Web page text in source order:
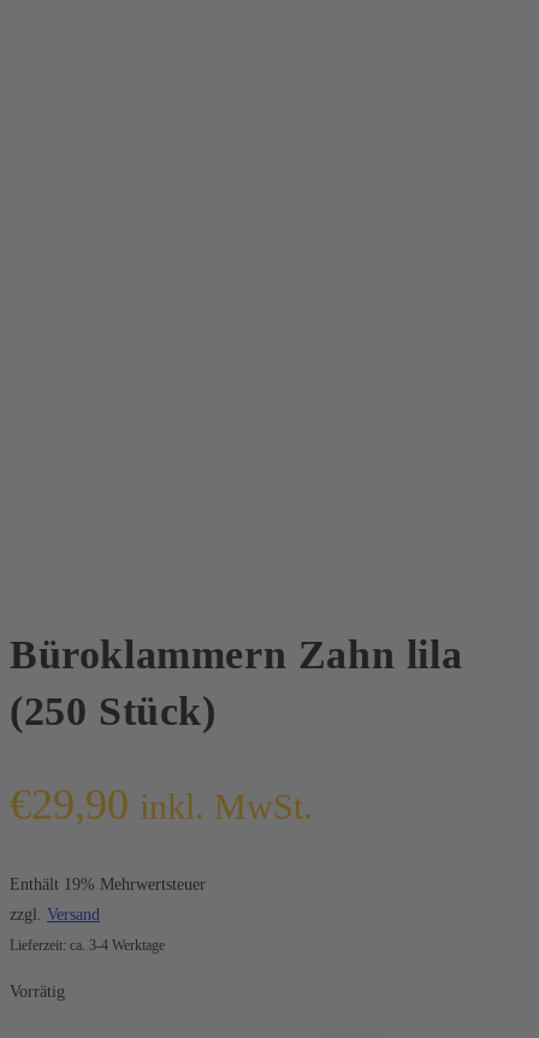
Büroklammern Zahn lila
(250 Stück)
€29,90 inkl. MwSt.
Enthält 19% Mehrwertsteuer
zzgl. Versand
Lieferzeit: ca. 3-4 Werktage
Vorrätig